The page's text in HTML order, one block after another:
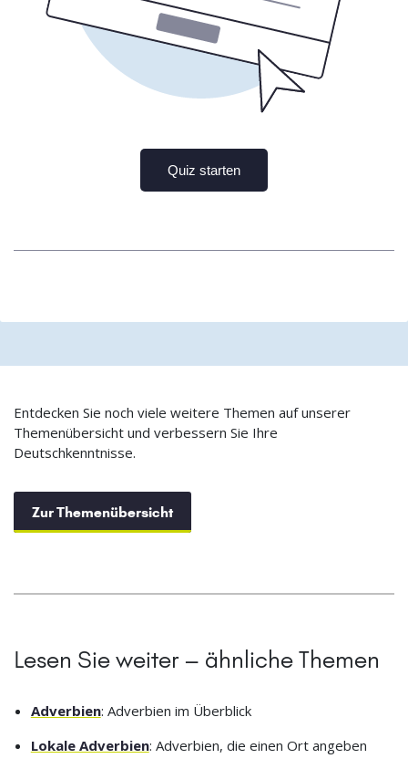
Entdecken Sie noch viele weitere Themen auf unserer
Themenübersicht und verbessern Sie Ihre
Deutschkenntnisse.
Zur Themenübersicht
Lesen Sie weiter – ähnliche Themen
Adverbien: Adverbien im Überblick
Lokale Adverbien: Adverbien, die einen Ort angeben